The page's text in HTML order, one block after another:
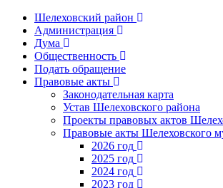
Шелеховский район
Администрация
Дума
Общественность
Подать обращение
Правовые акты
Законодательная карта
Устав Шелеховского района
Проекты правовых актов
Правовые акты Шелеховского
2026 год
2025 год
2024 год
2023 год